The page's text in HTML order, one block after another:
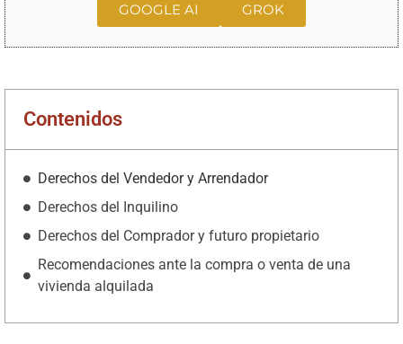
GOOGLE AI GROK
Contenidos
Derechos del Vendedor y Arrendador
Derechos del Inquilino
Derechos del Comprador y futuro propietario
Recomendaciones ante la compra o venta de una
vivienda alquilada